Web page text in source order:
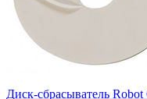
Диск-сбрасыватель Robot